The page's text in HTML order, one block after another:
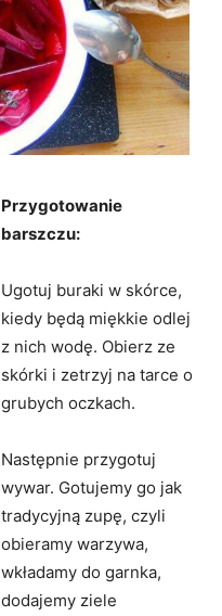
Przygotowanie
barszczu:
Ugotuj buraki w skórce,
kiedy będą miękkie odlej
z nich wodę. Obierz ze
skórki i zetrzyj na tarce o
grubych oczkach.
Następnie przygotuj
wywar. Gotujemy go jak
tradycyjną zupę, czyli
obieramy warzywa,
wkładamy do garnka,
dodajemy ziele